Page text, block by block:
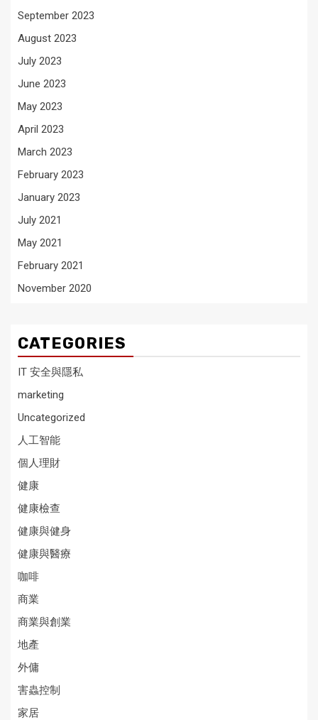
September 2023
August 2023
July 2023
June 2023
May 2023
April 2023
March 2023
February 2023
January 2023
July 2021
May 2021
February 2021
November 2020
CATEGORIES
IT 安全與隱私
marketing
Uncategorized
人工智能
個人理財
健康
健康檢查
健康與健身
健康與醫療
咖啡
商業
商業與創業
地產
外傭
害蟲控制
家居